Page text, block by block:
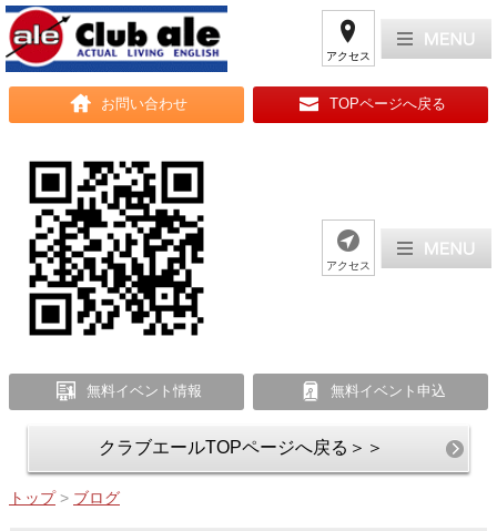
アクセス
お問い合わせ TOPページへ戻る
アクセス
無料イベント情報 無料イベント申込
クラブエールTOPページへ戻る＞＞
トップ > ブログ